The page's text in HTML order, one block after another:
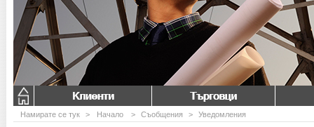
Клиенти Търговци
Намирате се тук > Начало > Съобщения > Уведомления